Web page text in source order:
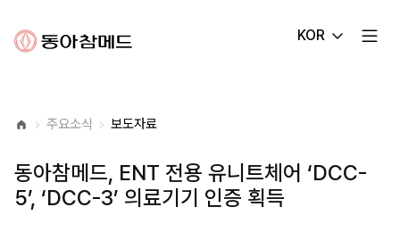
동아참메드 KOR
홈 주요소식 보도자료
동아참메드, ENT 전용 유니트체어 ‘DCC-
5’, ‘DCC-3’ 의료기기 인증 획득